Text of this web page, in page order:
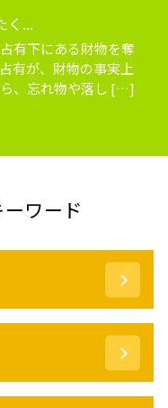
く...
有下にある財物を奪
有が、財物の事実上
、忘れ物や落し […]
ワード